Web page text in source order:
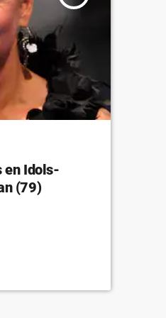
en Idols-
(79)